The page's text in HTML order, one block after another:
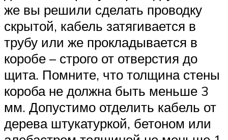
же вы решили сделать проводку
скрытой, кабель затягивается в
трубу или же прокладывается в
коробе – строго от отверстия до
щита. Помните, что толщина стены
короба не должна быть меньше 3
мм. Допустимо отделить кабель от
дерева штукатуркой, бетоном или